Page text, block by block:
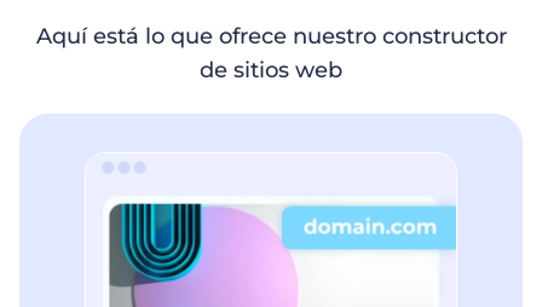
Aquí está lo que ofrece nuestro constructor
de sitios web